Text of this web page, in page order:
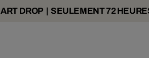
ART DROP | SEULEMENT 72